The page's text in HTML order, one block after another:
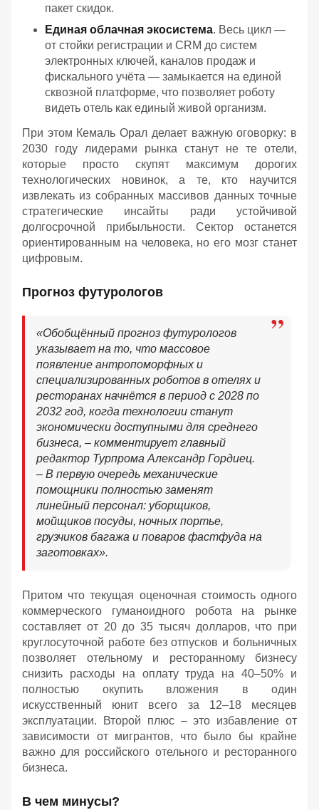
пакет скидок.
Единая облачная экосистема. Весь цикл —
от стойки регистрации и CRM до систем
электронных ключей, каналов продаж и
фискального учёта — замыкается на единой
сквозной платформе, что позволяет роботу
видеть отель как единый живой организм.
При этом Кемаль Орал делает важную оговорку: в
2030 году лидерами рынка станут не те отели,
которые просто скупят максимум дорогих
технологических новинок, а те, кто научится
извлекать из собранных массивов данных точные
стратегические инсайты ради устойчивой
долгосрочной прибыльности. Сектор останется
ориентированным на человека, но его мозг станет
цифровым.
Прогноз футурологов
«Обобщённый прогноз футурологов
указывает на то, что массовое
появление антропоморфных и
специализированных роботов в отелях и
ресторанах начнётся в период с 2028 по
2032 год, когда технологии станут
экономически доступными для среднего
бизнеса, – комментирует главный
редактор Турпрома Александр Гордиец.
– В первую очередь механические
помощники полностью заменят
линейный персонал: уборщиков,
мойщиков посуды, ночных портье,
грузчиков багажа и поваров фастфуда на
заготовках».
Притом что текущая оценочная стоимость одного
коммерческого гуманоидного робота на рынке
составляет от 20 до 35 тысяч долларов, что при
круглосуточной работе без отпусков и больничных
позволяет отельному и ресторанному бизнесу
снизить расходы на оплату труда на 40–50% и
полностью окупить вложения в один
искусственный юнит всего за 12–18 месяцев
эксплуатации. Второй плюс – это избавление от
зависимости от мигрантов, что было бы крайне
важно для российского отельного и ресторанного
бизнеса.
В чем минусы?